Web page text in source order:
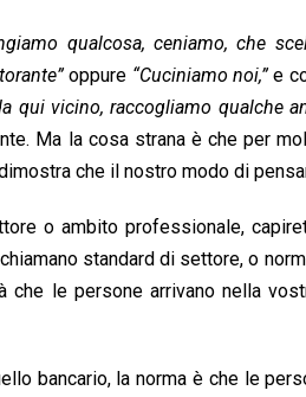
qualcosa, ceniamo, che
oppure “Cuciniamo noi,”e
qui vicino, raccogliamo qualche
Ma la cosa strana è che per
che il nostro modo di
o ambito professionale,
standard di settore, o
le persone arrivano nella
bancario, la norma è che le